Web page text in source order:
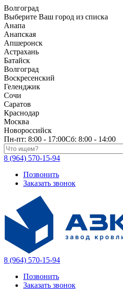
Волгоград
Выберите Ваш город из списка
Анапа
Анапская
Апшеронск
Астрахань
Батайск
Волгоград
Воскресенский
Геленджик
Сочи
Саратов
Краснодар
Москва
Новороссийск
Пн-пт: 8:00 - 17:00Сб: 8:00 - 14:00
Поиск по каталогу
8 (964) 570-15-94
Позвонить
Заказать звонок
8 (964) 570-15-94
Позвонить
Заказать звонок